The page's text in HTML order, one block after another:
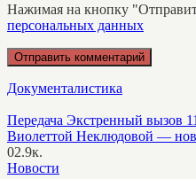
Нажимая на кнопку
персональных данных
Документалистика
Передача Экстренный вызов
Виолеттой Неклюдовой —
02.9к.
Новости